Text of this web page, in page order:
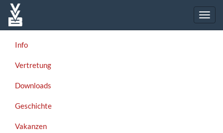
Info
Vertretung
Downloads
Geschichte
Vakanzen